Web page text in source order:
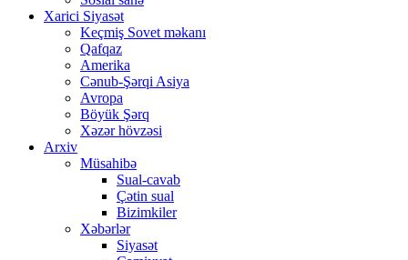
Xarici Siyasət
Keçmiş Sovet məkanı
Qafqaz
Amerika
Cənub-Şərqi Asiya
Avropa
Böyük Şərq
Xəzər hövzəsi
Arxiv
Müsahibə
Sual-cavab
Çətin sual
Bizimkiler
Xəbərlər
Siyasət